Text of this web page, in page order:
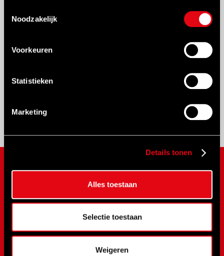
Noodzakelijk
Voorkeuren
Statistieken
Marketing
Details tonen
Alles toestaan
Selectie toestaan
Weigeren
handmomentsleutels
of hoe deze
binnendienst geeft u graag
contact
op en wij helpen u graag
NOVUS
SPX Power Team